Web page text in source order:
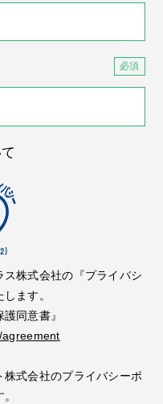
株式会社の『プライバシ
ます。
同意書』
式会社のプライバシーポ